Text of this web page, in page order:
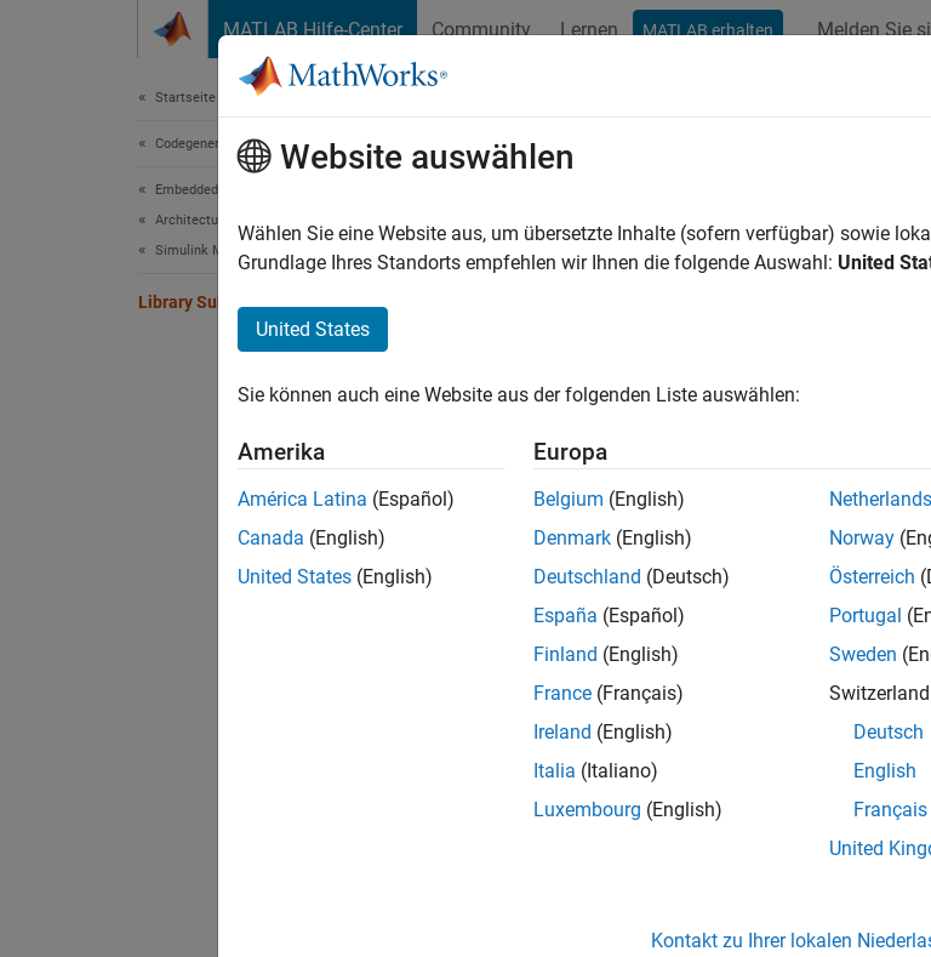
MATLAB Hilfe-Center Community Lernen MATLAB erhalten Melden Sie
Startseite der Dokumentation
Codegenerierung
Embedded Coder
Architecture and Component Design
Simulink Modeling Components
Library Subsystems
Library Subsystems
Generate and reuse code for subsystems included
A library subsystem is a subsystem included in a
functionality, you can include multiple instances of
Library-based code generation provides a way of
share. For each top-level reusable library
Topics
Generate Reusable Code from Library Subsystems
Create reusable library subsystems to generate
Library-Based Code Generation for Reusable
Specify reusable library subsystem interfaces and
How
Website auswählen
Wählen Sie eine Website aus, um übersetzte Inhalte (sofern verfügbar) sowie
Grundlage Ihres Standorts empfehlen wir Ihnen die folgende Auswahl: United
United States
Sie können auch eine Website aus der folgenden Liste auswählen:
Amerika
América Latina (Español)
Canada (English)
United States (English)
Europa
Belgium (English)
Denmark (English)
Deutschland (Deutsch)
España (Español)
Finland (English)
France (Français)
Ireland (English)
Italia (Italiano)
Luxembourg (English)
Netherlands
Norway
Österreich
Portugal
Sweden
Switzerland
Deutsch
English
Français
United
Kontakt zu Ihrer lokalen